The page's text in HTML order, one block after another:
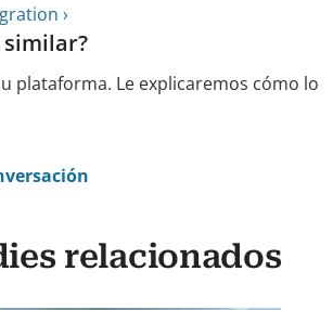
›
plataforma. Le explicaremos cómo lo
relacionados